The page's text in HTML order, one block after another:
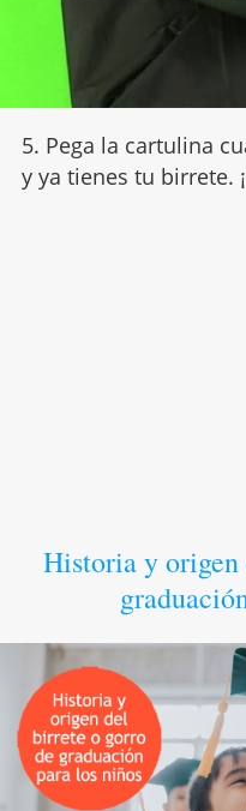
5. Pega la cartulina
y ya tienes tu birrete.
Historia y